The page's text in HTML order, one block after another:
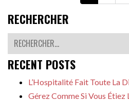
RECHERCHER
Rechercher
RECENT POSTS
L’Hospitalité Fait Toute La
Gérez Comme Si Vous